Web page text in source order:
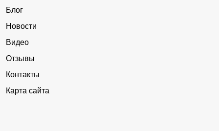
Блог
Новости
Видео
Отзывы
Контакты
Карта сайта